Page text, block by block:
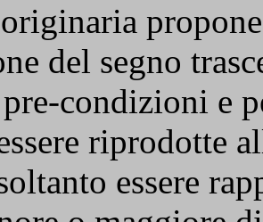
del segno
condizioni e
riprodotte
essere